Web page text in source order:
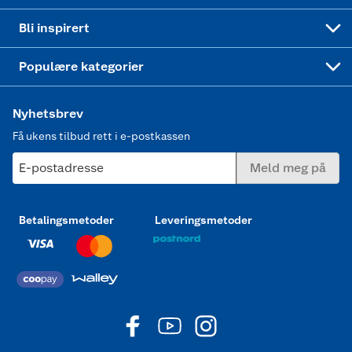
Bli inspirert
Populære kategorier
Nyhetsbrev
Få ukens tilbud rett i e-postkassen
E-postadresse Meld meg på
Betalingsmetoder Leveringsmetoder